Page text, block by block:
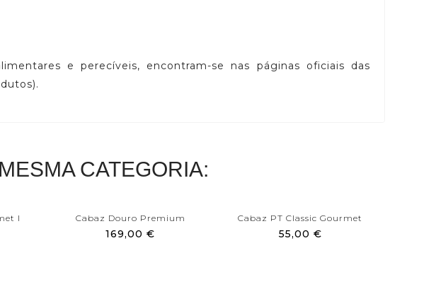
e perecíveis, encontram-se nas páginas oficiais das
CATEGORIA:
I Cabaz Douro Premium
169,00 €
Cabaz PT Classic Gourmet
55,00 €